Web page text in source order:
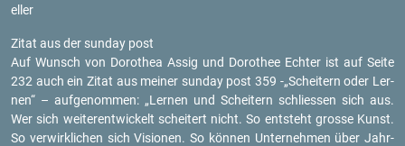
el­ler
Zitat aus der sun­day post
Auf Wunsch von Do­ro­thea Assig und Do­ro­thee Ech­ter ist auf Seite
232 auch ein Zitat aus mei­ner sun­day post 359 -„Schei­tern oder Ler­
nen“ – auf­ge­nom­men: „Ler­nen und Schei­tern schlies­sen sich aus.
Wer sich wei­ter­ent­wi­ckelt schei­tert nicht. So ent­steht gros­se Kunst.
So ver­wirk­li­chen sich Vi­sio­nen. So kön­nen Un­ter­neh­men über Jahr­